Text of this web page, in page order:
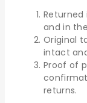
and in
Original
intact
Proof of
returns.